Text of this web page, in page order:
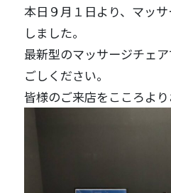
本日９月１日より、マッ
しました。
最新型のマッサージチェ
ごしください。
皆様のご来店をこころより